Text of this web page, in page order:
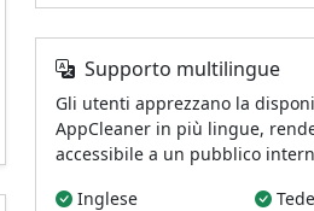
Supporto multilingue
Gli utenti apprezzano la
AppCleaner in più lingue,
accessibile a un pubblico
Inglese